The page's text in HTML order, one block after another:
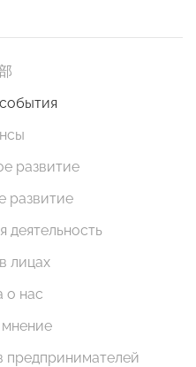
развитие
развитие
деятельность
лицах
о нас
предпринимателей